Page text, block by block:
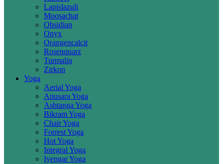
Lapislazuli
Moosachat
Obsidian
Onyx
Orangencalcit
Rosenquarz
Turmalin
Zirkon
Yoga
Aerial Yoga
Anusara Yoga
Ashtanga Yoga
Bikram Yoga
Chair Yoga
Forrest Yoga
Hot Yoga
Integral Yoga
Iyengar Yoga